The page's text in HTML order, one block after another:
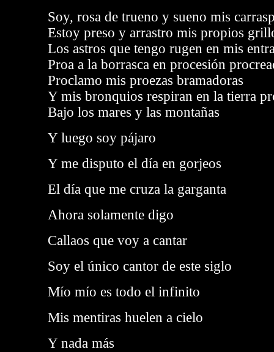
Soy, rosa de trueno y sueno mis
Estoy preso y arrastro mis propios
Los astros que tengo rugen en mis
Proa a la borrasca en procesión
Proclamo mis proezas bramadoras
Y mis bronquios respiran en la tierra
Bajo los mares y las montañas
Y luego soy pájaro
Y me disputo el día en gorjeos
El día que me cruza la garganta
Ahora solamente digo
Callaos que voy a cantar
Soy el único cantor de este siglo
Mío mío es todo el infinito
Mis mentiras huelen a cielo
Y nada más